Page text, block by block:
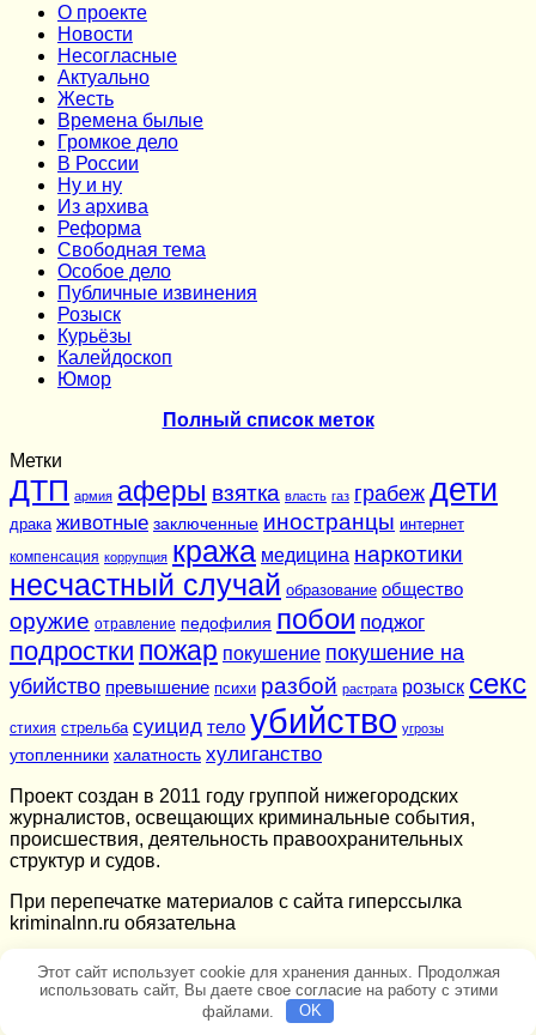
О проекте
Новости
Несогласные
Актуально
Жесть
Времена былые
Громкое дело
В России
Ну и ну
Из архива
Реформа
Cвободная тема
Особое дело
Публичные извинения
Розыск
Курьёзы
Калейдоскоп
Юмор
Полный список меток
Метки
ДТП армия аферы взятка власть газ грабеж дети
драка животные заключенные иностранцы интернет
компенсация коррупция кража медицина наркотики
несчастный случай образование общество
оружие отравление педофилия побои поджог
подростки пожар покушение покушение на
убийство превышение психи разбой растрата розыск секс
стихия стрельба суицид тело убийство угрозы
утопленники халатность хулиганство
Проект создан в 2011 году группой нижегородских
журналистов, освещающих криминальные события,
происшествия, деятельность правоохранительных
структур и судов.
При перепечатке материалов c сайта гиперссылка
kriminalnn.ru обязательна
Этот сайт использует cookie для хранения данных. Продолжая
использовать сайт, Вы даете свое согласие на работу с этими
файлами.
OK